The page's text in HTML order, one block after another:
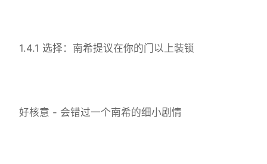
1.4.1 选择：南希提议在你的门以上装锁
好核意 - 会错过一个南希的细小剧情